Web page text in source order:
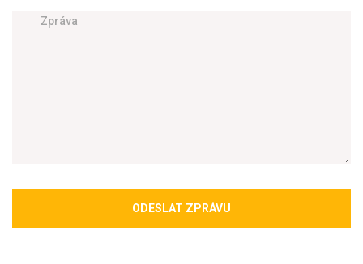
ODESLAT ZPRÁVU